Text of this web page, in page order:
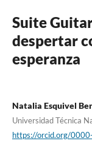
Suite
despertar
esperanza
Natalia Esquivel
Universidad Técnica
https://orcid.org/